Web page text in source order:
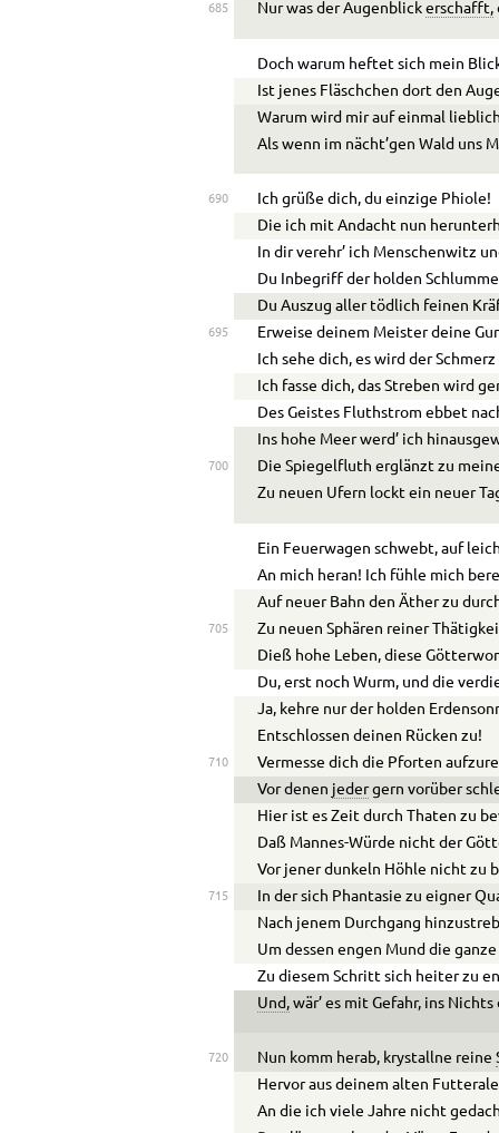
685 Nur was der Augenblickerschafft,
Doch warum heftet sich mein
Ist jenes Fläschchen dort den
Warum wird mir auf einmal
Als wenn im nächt’gen Wald uns
690
Ich grüße dich, du einzige Phiole!
Die ich mit Andacht nun
In dir verehr’ ich Menschenwitz
Du Inbegriff der holden
Du Auszug aller tödlich feinen
695
Erweise deinem Meister deine
Ich sehe dich, es wird der
Ich fasse dich, das Streben wird
Des Geistes Fluthstrom ebbet
Ins hohe Meer werd’ ich
700
Die Spiegelfluth erglänzt zu
Zu neuen Ufern lockt ein neuer
Ein Feuerwagen schwebt, auf
An mich heran! Ich fühle mich
Auf neuer Bahn den Äther zu
705
Zu neuen Sphären reiner
Dieß hohe Leben, diese
Du, erst noch Wurm, und die
Ja, kehre nur der holden
Entschlossen deinen Rücken zu!
710
Vermesse dich die Pforten
Vor denen jedergern vorüber
Hier ist es Zeit durch Thaten zu
Daß Mannes-Würde nicht der
Vor jener dunkeln Höhle nicht zu
715
In der sich Phantasie zu eigner
Nach jenem Durchgang
Um dessen engen Mund die
Zu diesem Schritt sich heiter zu
Und, wär’ es mit Gefahr, ins
720 Nun komm herab, krystallne reine
Hervor aus deinem alten
An die ich viele Jahre nicht